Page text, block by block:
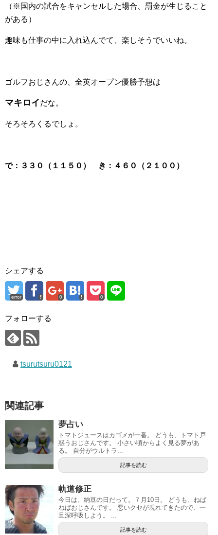
（※国内の試合をキャンセルした場合、罰金が生じること
がある）
趣味も仕事の中に入れ込んでて、楽しそうでいいね。
ゴルフおじさんの、全英オープン優勝予想は
マキロイだな。
そろそろくるでしょ。
で：３３０（１１５０） き：４６０（２１００）
シェアする
error 0 0
フォローする
tsurutsuru0121
関連記事
夢占い
トマトジュースはカゴメが一番。 どうも、トマト戸
惑うおじさんです。 小さい頃からよく見る夢があ
る。 自分がウルトラ...
記事を読む
軌道修正
今日は、納豆の日だって。７月10日。 どうも、ねば
ねばおじさんです。 悪いクセが現れてきたので、一
旦深呼吸しよう。 ...
記事を読む